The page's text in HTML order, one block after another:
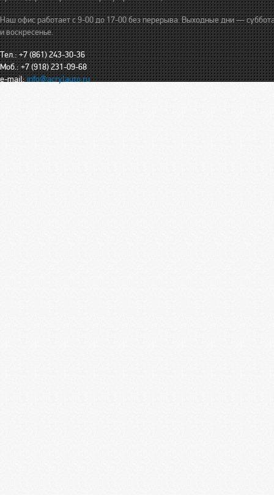
Наш офис работает с 9-00 до 17-00 без перерыва. Выходные дни —
и воскресенье.
Тел.: +7 (861) 243-30-36
Моб.: +7 (918) 231-09-68
e-mail:info@acrylauto.ru